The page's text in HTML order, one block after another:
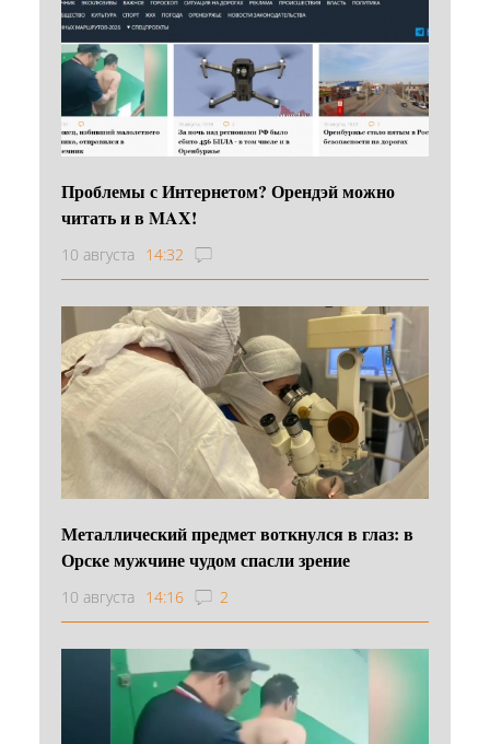
Проблемы с Интернетом? Орендэй можно
читать и в MAX!
10 августа 14:32
Металлический предмет воткнулся в глаз: в
Орске мужчине чудом спасли зрение
10 августа 14:16 2